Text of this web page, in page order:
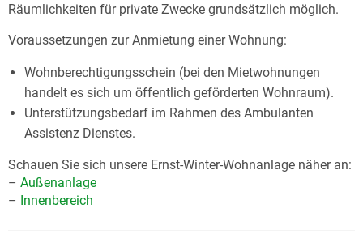
Räumlichkeiten für private Zwecke grundsätzlich möglich.
Voraussetzungen zur Anmietung einer Wohnung:
Wohnberechtigungsschein (bei den Mietwohnungen
handelt es sich um öffentlich geförderten Wohnraum).
Unterstützungsbedarf im Rahmen des Ambulanten
Assistenz Dienstes.
Schauen Sie sich unsere Ernst-Winter-Wohnanlage näher an:
– Außenanlage
– Innenbereich